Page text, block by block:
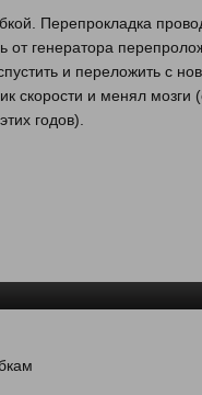
Перепрокладка
от генератора
и переложить с
скорости и менял
годов).